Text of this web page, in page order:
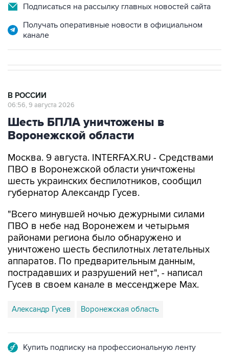
Подписаться на рассылку главных новостей сайта
Получать оперативные новости в официальном
канале
В РОССИИ
06:56, 9 августа 2026
Шесть БПЛА уничтожены в
Воронежской области
Москва. 9 августа. INTERFAX.RU - Средствами
ПВО в Воронежской области уничтожены
шесть украинских беспилотников, сообщил
губернатор Александр Гусев.
"Всего минувшей ночью дежурными силами
ПВО в небе над Воронежем и четырьмя
районами региона было обнаружено и
уничтожено шесть беспилотных летательных
аппаратов. По предварительным данным,
пострадавших и разрушений нет", - написал
Гусев в своем канале в мессенджере Max.
Александр Гусев Воронежская область
Купить подписку на профессиональную ленту